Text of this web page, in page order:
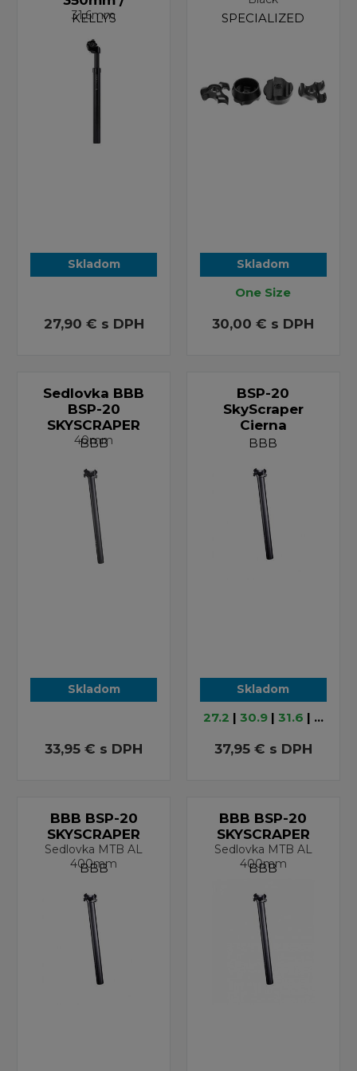
31,6mm
KELLYS
Skladom
27,90 € s DPH
SPECIALIZED
Skladom
One Size
30,00 € s DPH
Sedlovka BBB
BSP-20
SKYSCRAPER
40mm
BBB
Skladom
33,95 € s DPH
BSP-20
SkyScraper
Cierna
BBB
Skladom
27.2 | 30.9| 31.6 | ...
37,95 € s DPH
BBB BSP-20
SKYSCRAPER
Sedlovka MTB AL
400mm
BBB
BBB BSP-20
SKYSCRAPER
Sedlovka MTB AL
400mm
BBB